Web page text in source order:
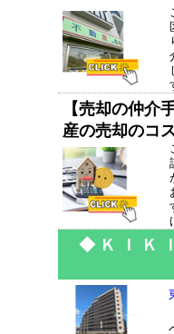
【売却の仲介
産の売却のコ
ご相談くださ